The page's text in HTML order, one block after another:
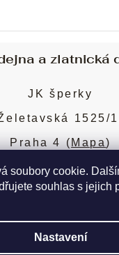
soubory cookie.
souhlas s jejich
Nastavení
údajů
schůzky
a zlatnická
JK šperky
1525/
Praha 4 ( Mapa)
Více o prodejně
JK šperky.
Upravit